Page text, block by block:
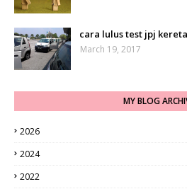
cara lulus test jpj
March 19, 2017
MY BLOG
2026
2024
2022